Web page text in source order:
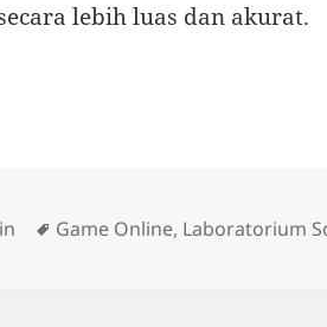
lebih luas dan akurat.
Tag
Game Online, Laboratorium